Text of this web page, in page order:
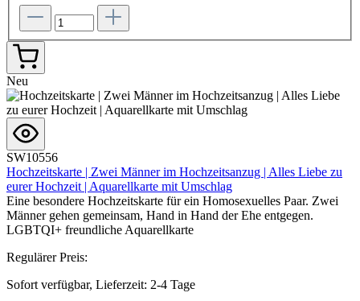
Neu
SW10556
Hochzeitskarte | Zwei Männer im Hochzeitsanzug | Alles Liebe zu
eurer Hochzeit | Aquarellkarte mit Umschlag
Eine besondere Hochzeitskarte für ein Homosexuelles Paar. Zwei
Männer gehen gemeinsam, Hand in Hand der Ehe entgegen.
LGBTQI+ freundliche Aquarellkarte
Regulärer Preis:
Sofort verfügbar, Lieferzeit: 2-4 Tage